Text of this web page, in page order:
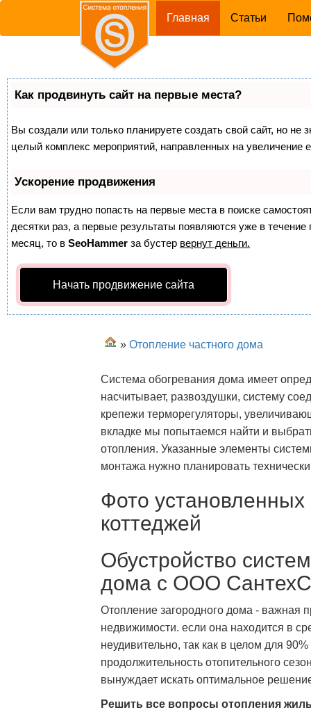
Главная (current)
Статьи
Как продвинуть сайт на первые места?
Вы создали или только планируете создать свой сайт, но не
целый комплекс мероприятий, направленных на увеличение
Ускорение продвижения
Если вам трудно попасть на первые места в поиске
десятки раз, а первые результаты появляются уже в
месяц, то в SeoHammer за бустер вернут деньги.
Начать продвижение сайта
» Отопление частного дома
Система обогревания дома имеет
насчитывает, развоздушки, систему
крепежи терморегуляторы,
вкладке мы попытаемся найти и
отопления. Указанные элементы
монтажа нужно планировать
Фото
коттеджей
Обустройство
дома с ООО
Отопление загородного дома - важная
недвижимости. если она находится в
неудивительно, так как в целом для
продолжительность отопительного
вынуждает искать оптимальное
Решить все вопросы отопления